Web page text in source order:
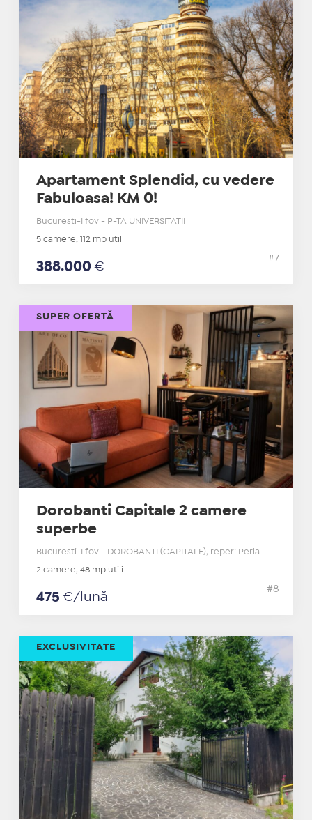
Apartament Splendid, cu vedere
Fabuloasa! KM 0!
Bucuresti-Ilfov - P-TA UNIVERSITATII
5 camere, 112 mp utili
388.000 €
#7
Dorobanti Capitale 2 camere
superbe
Bucuresti-Ilfov - DOROBANTI (CAPITALE), reper: Perla
2 camere, 48 mp utili
475 €/lună
#8
SUPER OFERTĂ
EXCLUSIVITATE